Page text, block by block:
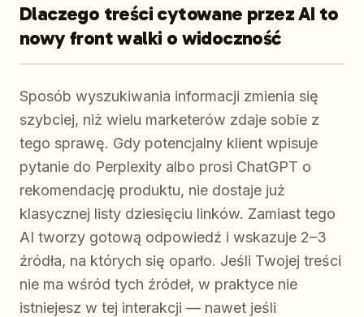
Dlaczego treści cytowane przez AI to
nowy front walki o widoczność
Sposób wyszukiwania informacji zmienia się
szybciej, niż wielu marketerów zdaje sobie z
tego sprawę. Gdy potencjalny klient wpisuje
pytanie do Perplexity albo prosi ChatGPT o
rekomendację produktu, nie dostaje już
klasycznej listy dziesięciu linków. Zamiast tego
AI tworzy gotową odpowiedź i wskazuje 2–3
źródła, na których się oparło. Jeśli Twojej treści
nie ma wśród tych źródeł, w praktyce nie
istniejesz w tej interakcji — nawet jeśli